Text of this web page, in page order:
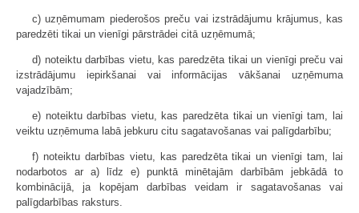
c) uzņēmumam piederošos preču vai izstrādājumu krājumus, kas
paredzēti tikai un vienīgi pārstrādei citā uzņēmumā;
d) noteiktu darbības vietu, kas paredzēta tikai un vienīgi preču vai
izstrādājumu iepirkšanai vai informācijas vākšanai uzņēmuma
vajadzībām;
e) noteiktu darbības vietu, kas paredzēta tikai un vienīgi tam, lai
veiktu uzņēmuma labā jebkuru citu sagatavošanas vai palīgdarbību;
f) noteiktu darbības vietu, kas paredzēta tikai un vienīgi tam, lai
nodarbotos ar a) līdz e) punktā minētajām darbībām jebkādā to
kombinācijā, ja kopējam darbības veidam ir sagatavošanas vai
palīgdarbības raksturs.